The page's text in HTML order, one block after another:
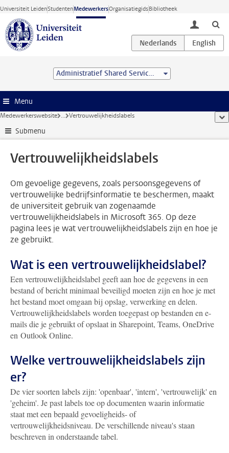
Ga direct naar de inhoud
Universiteit LeidenStudentenMedewerkersOrganisatiegidsBibliotheek
toggle
Administratief Shared Service Centre
Menu
Medewerkerswebsite ... Vertrouwelijkheidslabels
Submenu
Vertrouwelijkheidslabels
Om gevoelige gegevens, zoals persoonsgegevens of
vertrouwelijke bedrijfsinformatie te beschermen, maakt
de universiteit gebruik van zogenaamde
vertrouwelijkheidslabels in Microsoft 365. Op deze
pagina lees je wat vertrouwelijkheidslabels zijn en hoe je
ze gebruikt.
Wat is een vertrouwelijkheidslabel?
Een vertrouwelijkheidslabel geeft aan hoe de gegevens in een
bestand of bericht minimaal beveiligd moeten zijn en hoe je met
het bestand moet omgaan bij opslag, verwerking en delen.
Vertrouwelijkheidslabels worden toegepast op bestanden en e-
mails die je gebruikt of opslaat in Sharepoint, Teams, OneDrive
en Outlook Online.
Welke vertrouwelijkheidslabels zijn
er?
De vier soorten labels zijn: 'openbaar', 'intern', 'vertrouwelijk' en
'geheim'. Je past labels toe op documenten waarin informatie
staat met een bepaald gevoeligheids- of
vertrouwelijkheidsniveau. De verschillende niveau's staan
beschreven in onderstaande tabel.